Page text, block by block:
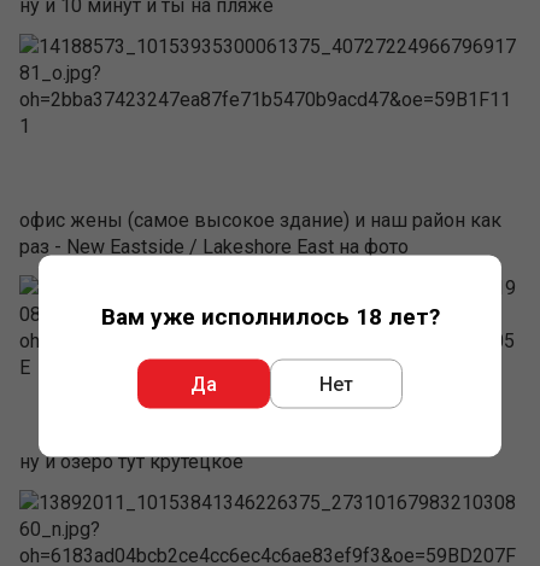
Вам уже исполнилось 18 лет?
Да Нет
ну и 10 минут и ты на пляже
офис жены (самое высокое здание) и наш район как
раз - New Eastside / Lakeshore East на фото
ну и озеро тут крутецкое